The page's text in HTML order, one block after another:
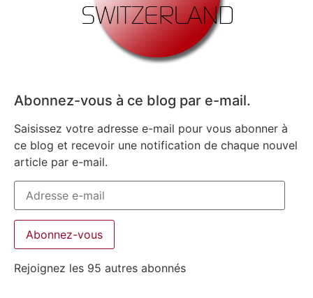
Abonnez-vous à ce blog par e-mail.
Saisissez votre adresse e-mail pour vous abonner à
ce blog et recevoir une notification de chaque nouvel
article par e-mail.
Abonnez-vous
Rejoignez les 95 autres abonnés